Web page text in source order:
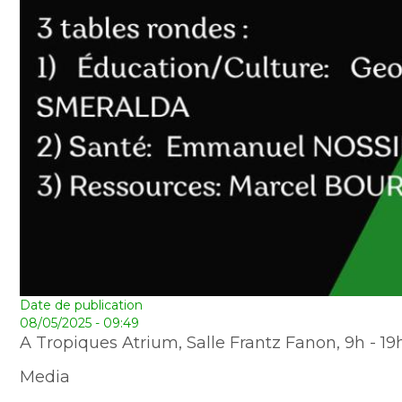
Date de publication
08/05/2025 - 09:49
A Tropiques Atrium, Salle Frantz Fanon, 9h -
Media